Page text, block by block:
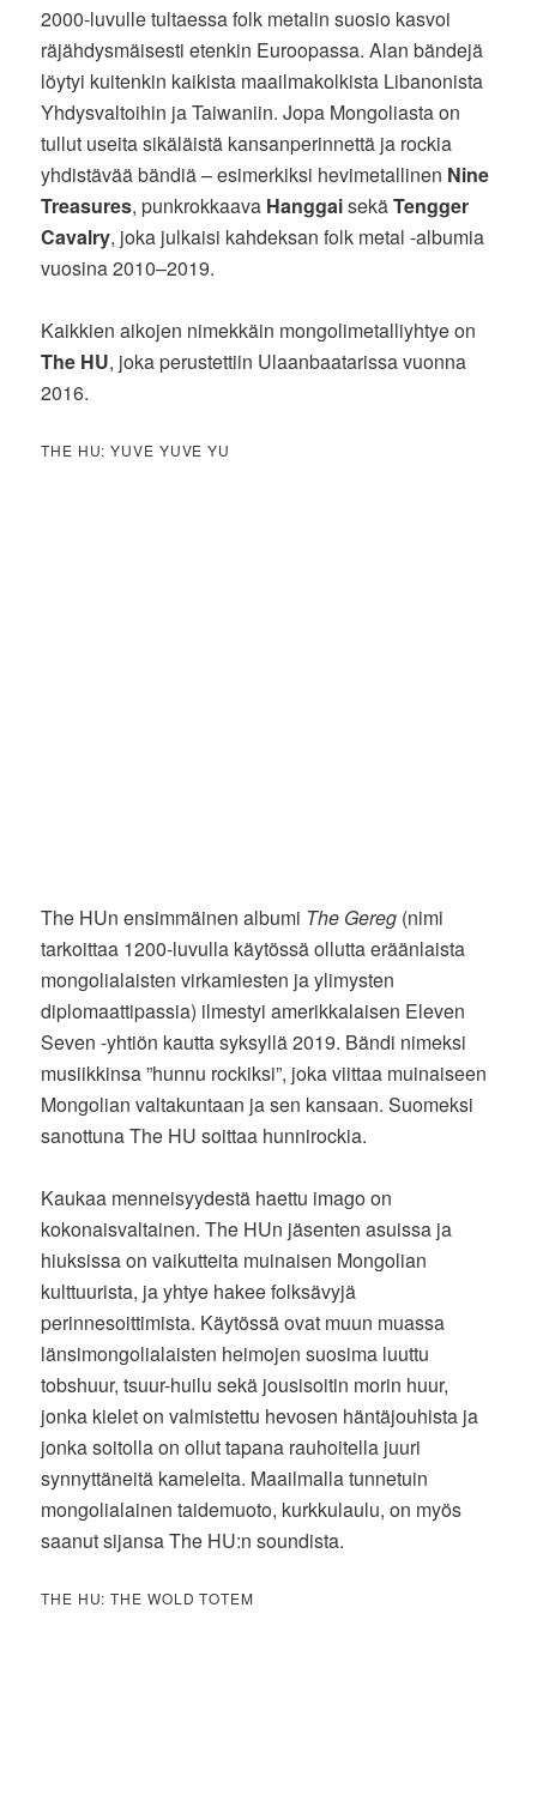
2000-luvulle tultaessa folk metalin suosio kasvoi
räjähdysmäisesti etenkin Euroopassa. Alan bändejä
löytyi kuitenkin kaikista maailmakolkista Libanonista
Yhdysvaltoihin ja Taiwaniin. Jopa Mongoliasta on
tullut useita sikäläistä kansanperinnettä ja rockia
yhdistävää bändiä – esimerkiksi hevimetallinen Nine
Treasures, punkrokkaava HanggaisekäTengger
Cavalry, joka julkaisi kahdeksan folk metal -albumia
vuosina 2010–2019.
Kaikkien aikojen nimekkäin mongolimetalliyhtye on
The HU, joka perustettiin Ulaanbaatarissa vuonna
2016.
THE HU: YUVE YUVE YU
The HUn ensimmäinen albumi The Gereg (nimi
tarkoittaa 1200-luvulla käytössä ollutta eräänlaista
mongolialaisten virkamiesten ja ylimysten
diplomaattipassia) ilmestyi amerikkalaisen Eleven
Seven -yhtiön kautta syksyllä 2019. Bändi nimeksi
musiikkinsa ”hunnu rockiksi”, joka viittaa muinaiseen
Mongolian valtakuntaan ja sen kansaan. Suomeksi
sanottuna The HU soittaa hunnirockia.
Kaukaa menneisyydestä haettu imago on
kokonaisvaltainen. The HUn jäsenten asuissa ja
hiuksissa on vaikutteita muinaisen Mongolian
kulttuurista, ja yhtye hakee folksävyjä
perinnesoittimista. Käytössä ovat muun muassa
länsimongolialaisten heimojen suosima luuttu
tobshuur, tsuur-huilu sekä jousisoitin morin huur,
jonka kielet on valmistettu hevosen häntäjouhista ja
jonka soitolla on ollut tapana rauhoitella juuri
synnyttäneitä kameleita. Maailmalla tunnetuin
mongolialainen taidemuoto, kurkkulaulu, on myös
saanut sijansa The HU:n soundista.
THE HU: THE WOLD TOTEM